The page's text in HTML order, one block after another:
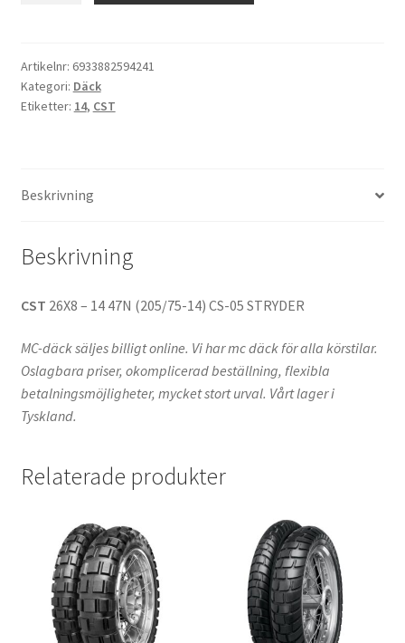
47N
(205/75-
14)
mängd
Artikelnr: 6933882594241
Kategori: Däck
Etiketter: 14, CST
Beskrivning
Beskrivning
CST 26X8 – 14 47N (205/75-14) CS-05 STRYDER
MC-däck säljes billigt online. Vi har mc däck för alla körstilar.
Oslagbara priser, okomplicerad beställning, flexibla
betalningsmöjligheter, mycket stort urval. Vårt lager i
Tyskland.
Relaterade produkter